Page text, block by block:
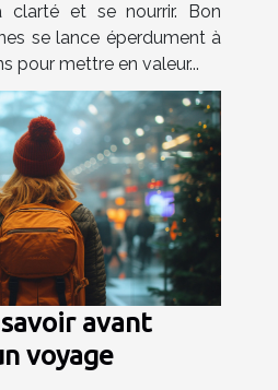
clarté et se nourrir. Bon
se lance éperdument à
pour mettre en valeur...
savoir avant
voyage